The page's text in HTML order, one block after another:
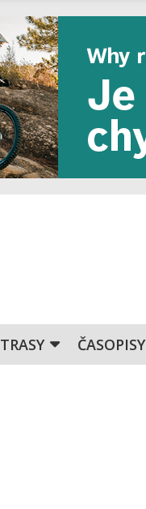
TRASY ČASOPISY